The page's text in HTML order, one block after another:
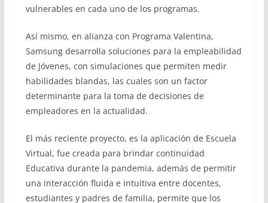
vulnerables en cada uno de los programas.
Así mismo, en alianza con Programa Valentina,
Samsung desarrolla soluciones para la empleabilidad
de Jóvenes, con simulaciones que permiten medir
habilidades blandas, las cuales son un factor
determinante para la toma de decisiones de
empleadores en la actualidad.
El más reciente proyecto, es la aplicación de Escuela
Virtual, fue creada para brindar continuidad
Educativa durante la pandemia, además de permitir
una interacción fluida e intuitiva entre docentes,
estudiantes y padres de familia, permite que los